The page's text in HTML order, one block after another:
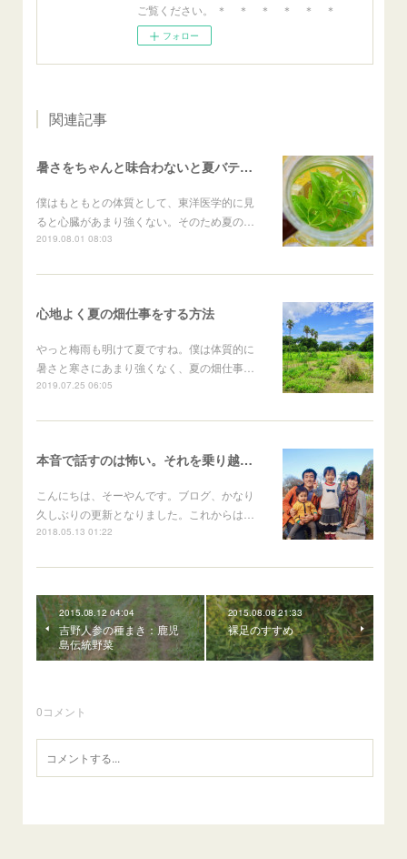
ご覧ください。 ＊ ＊ ＊ ＊ ＊ ＊
フォロー
関連記事
暑さをちゃんと味合わないと夏バテする
僕はもともとの体質として、東洋医学的に見
ると心臓があまり強くない。そのため夏の…
2019.08.01 08:03
心地よく夏の畑仕事をする方法
やっと梅雨も明けて夏ですね。僕は体質的に
暑さと寒さにあまり強くなく、夏の畑仕事…
2019.07.25 06:05
本音で話すのは怖い。それを乗り越える勇気。
こんにちは、そーやんです。ブログ、かなり
久しぶりの更新となりました。これからは…
2018.05.13 01:22
2015.08.12 04:04
吉野人参の種まき：鹿児
島伝統野菜
2015.08.08 21:33
裸足のすすめ
0コメント